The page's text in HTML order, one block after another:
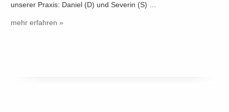
unserer Praxis: Daniel (D) und Severin (S) …
mehr erfahren »